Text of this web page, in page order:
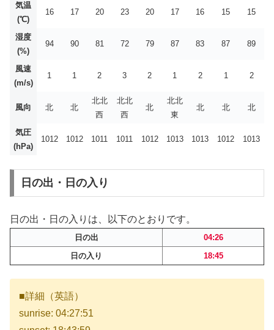
気温
(℃)
16 17 20 23 20 17 16 15 15
湿度
(%)
94 90 81 72 79 87 83 87 89
風速
(m/s)
1 1 2 3 2 1 2 1 2
風向 北 北
北北
西
北北
西
北
北北
東
北 北 北
気圧
(hPa)
1012 1012 1011 1011 1012 1013 1013 1012 1013
日の出・日の入り
日の出・日の入りは、以下のとおりです。
日の出
04:26
日の入り
18:45
■詳細（英語）
sunrise: 04:27:51